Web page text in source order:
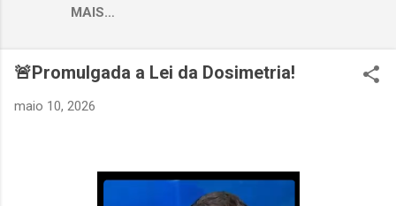
MAIS…
🚨Promulgada a Lei da Dosimetria!
maio 10, 2026